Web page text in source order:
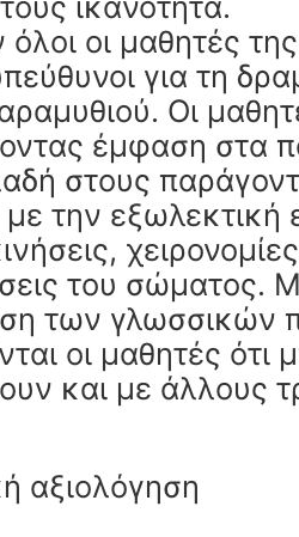
οι μαθητές
για τη
Οι
έμφαση στα
στους
την εξωλεκτική
του σώματος.
των γλωσσικών
οι μαθητές ότι
και με άλλους
αξιολόγηση